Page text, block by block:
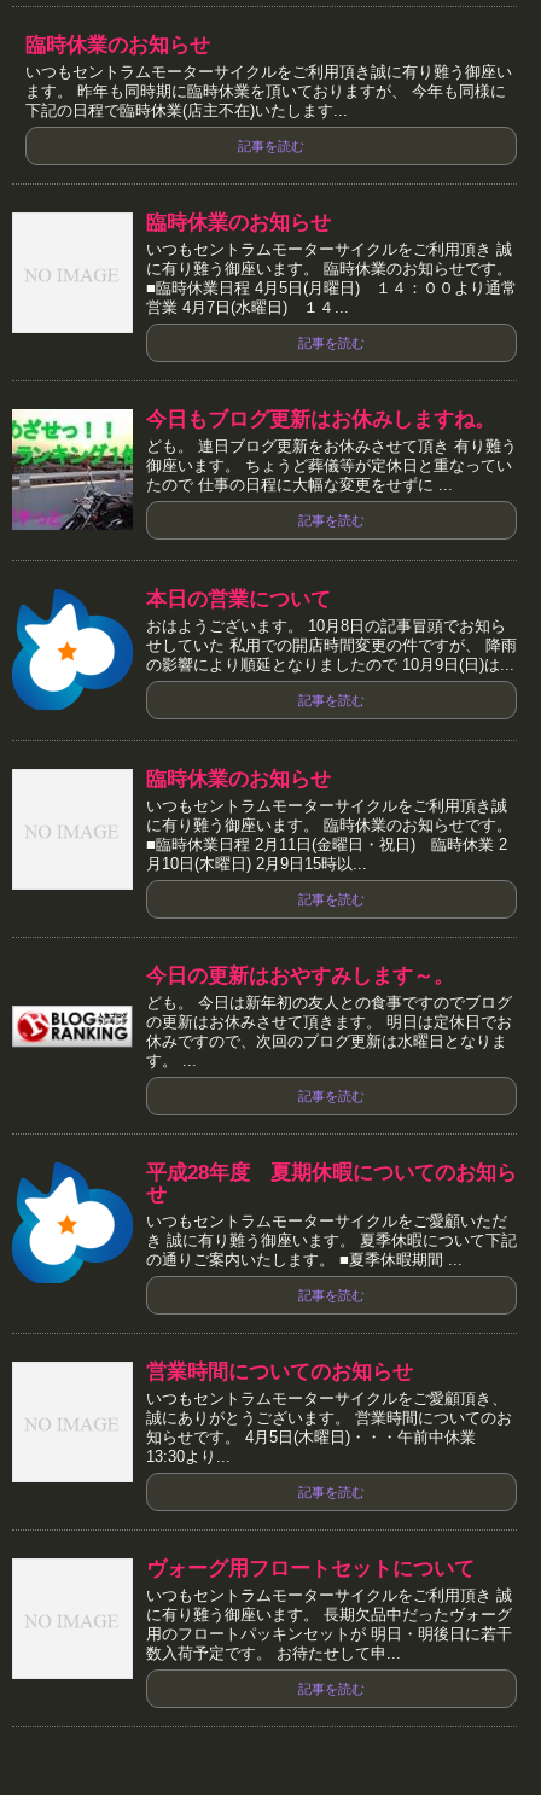
臨時休業のお知らせ
いつもセントラムモーターサイクルをご利用頂き誠に有り難う御座い
ます。 昨年も同時期に臨時休業を頂いておりますが、 今年も同様に
下記の日程で臨時休業(店主不在)いたします...
記事を読む
臨時休業のお知らせ
いつもセントラムモーターサイクルをご利用頂き 誠
に有り難う御座います。 臨時休業のお知らせです。
■臨時休業日程 4月5日(月曜日) １４：００より通常
営業 4月7日(水曜日) １４...
記事を読む
今日もブログ更新はお休みしますね。
ども。 連日ブログ更新をお休みさせて頂き 有り難う
御座います。 ちょうど葬儀等が定休日と重なってい
たので 仕事の日程に大幅な変更をせずに ...
記事を読む
本日の営業について
おはようございます。 10月8日の記事冒頭でお知ら
せしていた 私用での開店時間変更の件ですが、 降雨
の影響により順延となりましたので 10月9日(日)は...
記事を読む
臨時休業のお知らせ
いつもセントラムモーターサイクルをご利用頂き誠
に有り難う御座います。 臨時休業のお知らせです。
■臨時休業日程 2月11日(金曜日・祝日) 臨時休業 2
月10日(木曜日) 2月9日15時以...
記事を読む
今日の更新はおやすみします～。
ども。 今日は新年初の友人との食事ですのでブログ
の更新はお休みさせて頂きます。 明日は定休日でお
休みですので、次回のブログ更新は水曜日となりま
す。 ...
記事を読む
平成28年度 夏期休暇についてのお知ら
せ
いつもセントラムモーターサイクルをご愛顧いただ
き 誠に有り難う御座います。 夏季休暇について下記
の通りご案内いたします。 ■夏季休暇期間 ...
記事を読む
営業時間についてのお知らせ
いつもセントラムモーターサイクルをご愛顧頂き、
誠にありがとうございます。 営業時間についてのお
知らせです。 4月5日(木曜日)・・・午前中休業
13:30より...
記事を読む
ヴォーグ用フロートセットについて
いつもセントラムモーターサイクルをご利用頂き 誠
に有り難う御座います。 長期欠品中だったヴォーグ
用のフロートパッキンセットが 明日・明後日に若干
数入荷予定です。 お待たせして申...
記事を読む